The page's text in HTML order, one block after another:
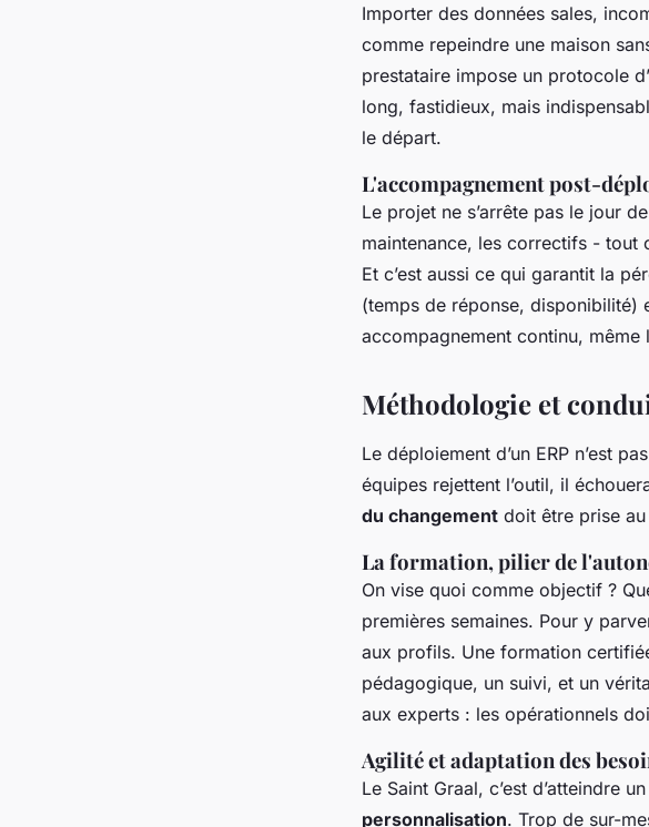
Importer des données sales,
comme repeindre une maison
prestataire impose un protocole
long, fastidieux, mais
le départ.
L'accompagnement post-
Le projet ne s’arrête pas le jour
maintenance, les correctifs - tout
Et c’est aussi ce qui garantit la
(temps de réponse, disponibilité)
accompagnement continu,
Méthodologie et
Le déploiement d’un ERP n’est
équipes rejettent l’outil, il
du changement doit être prise
La formation, pilier de
On vise quoi comme objectif ?
premières semaines. Pour y
aux profils. Une formation
pédagogique, un suivi, et un
aux experts : les opérationnels
Agilité et adaptation des
Le Saint Graal, c’est d’atteindre
personnalisation. Trop de sur-